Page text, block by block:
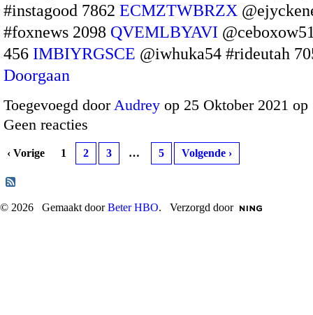
#instagood 7862 ECMZTWBRZX
#foxnews 2098 QVEMLBYAVI
456 IMBIYRGSCE @iwhuka54 #rideutah
Doorgaan
Toegevoegd doorAudrey op 25 Oktober 2021
Geen reacties
‹ Vorige 1 2 3 … 5 Volgende ›
© 2026 Gemaakt doorBeter HBO. Verzorgd door